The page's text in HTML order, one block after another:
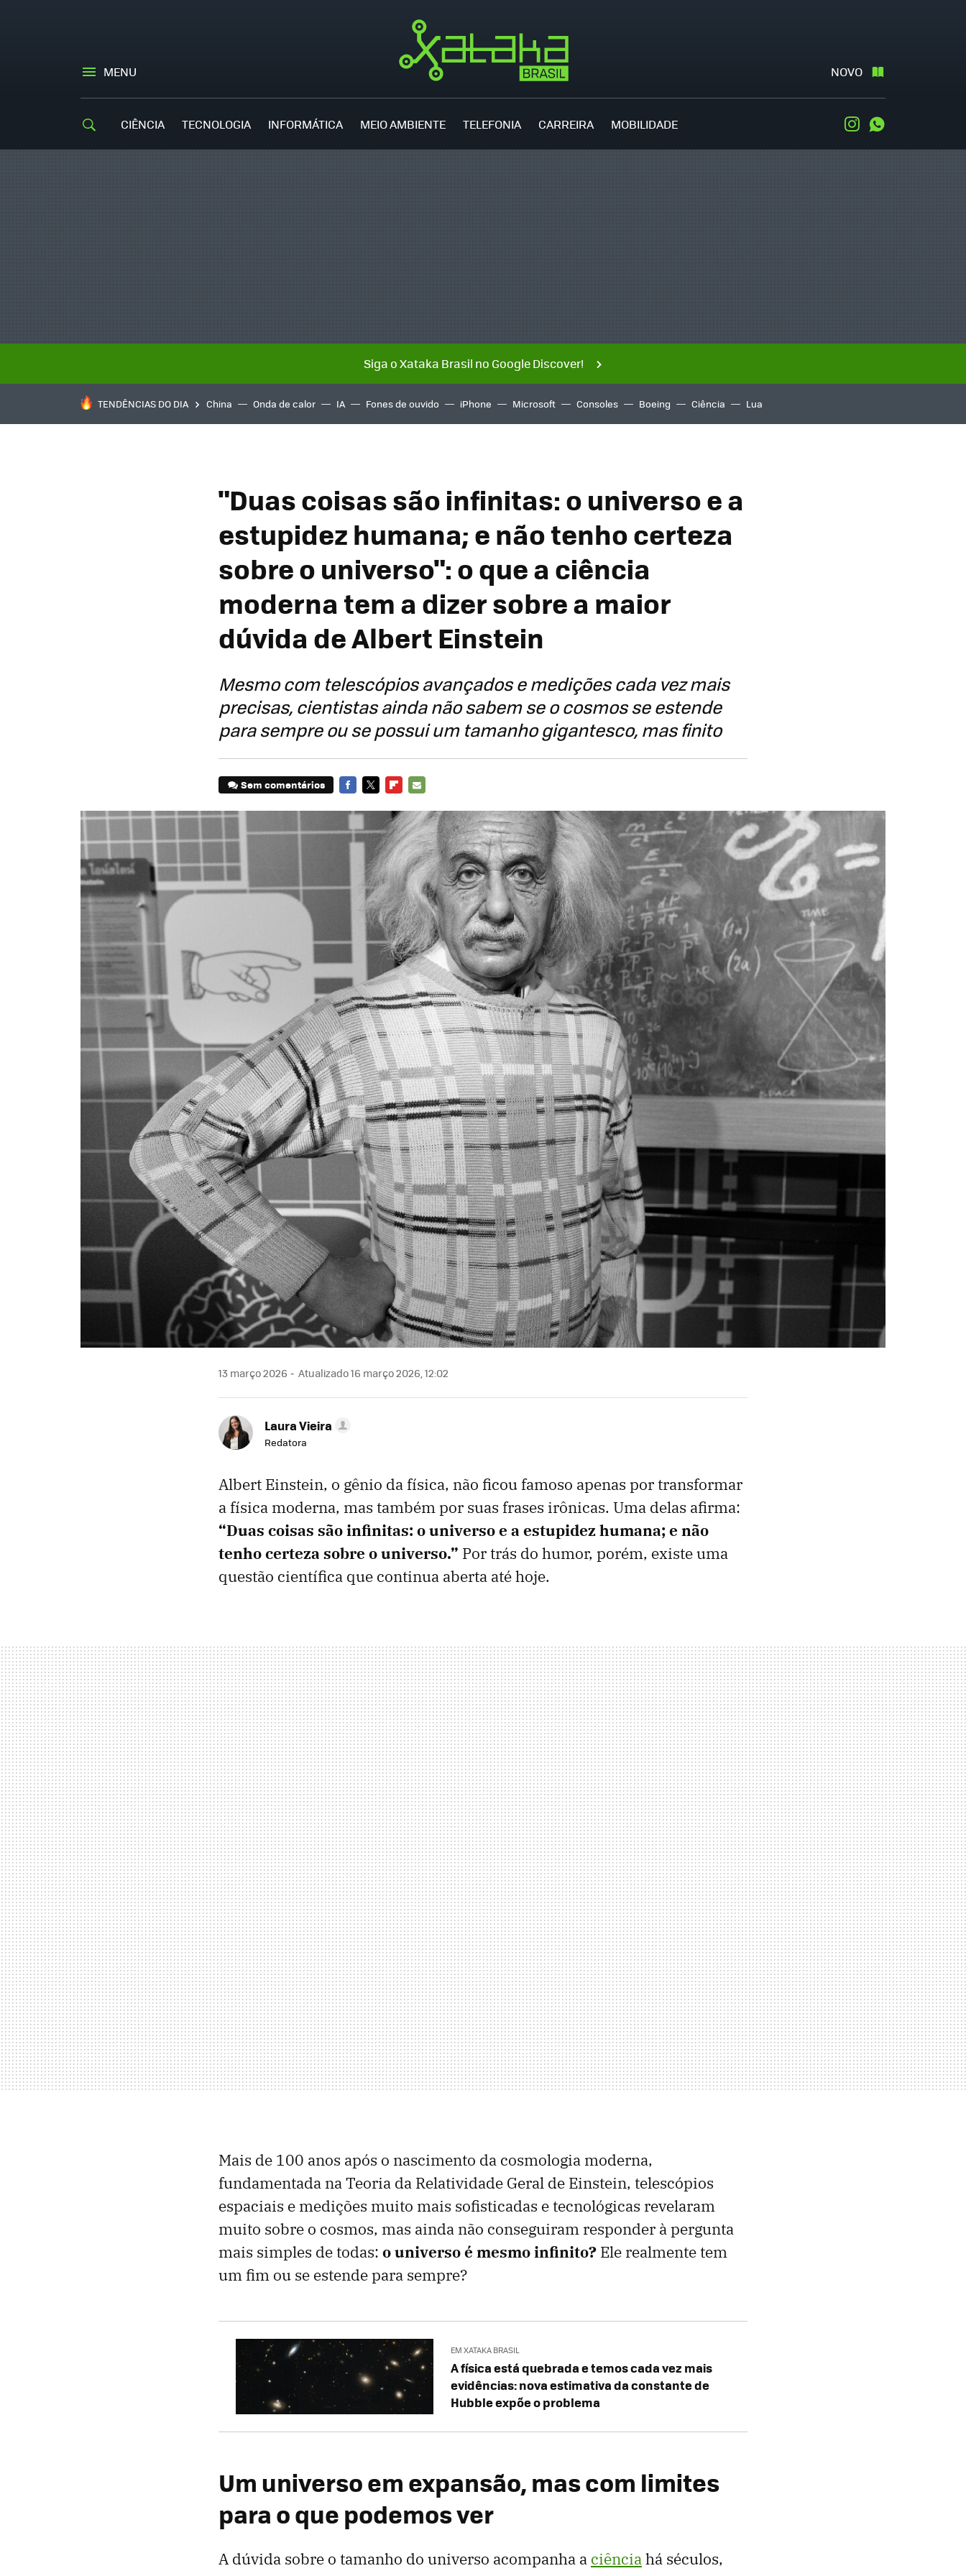
MENU NOVO
CIÊNCIA TECNOLOGIA INFORMÁTICA MEIO AMBIENTE TELEFONIA CARREIRA MOBILIDADE Instagram
Siga o Xataka Brasil no Google Discover!
TENDÊNCIAS DO DIA China Onda de calor IA Fones de ouvido iPhone Microsoft Consoles Boeing Ciência Lua
"Duas coisas são infinitas: o universo e a
estupidez humana; e não tenho certeza
sobre o universo": o que a ciência
moderna tem a dizer sobre a maior
dúvida de Albert Einstein
Mesmo com telescópios avançados e medições cada vez mais
precisas, cientistas ainda não sabem se o cosmos se estende
para sempre ou se possui um tamanho gigantesco, mas finito
Sem comentários
MAIL
13 março 2026 Atualizado 16 março 2026, 12:02
Laura Vieira
Redatora
Albert Einstein, o gênio da física, não ficou famoso apenas por transformar
a física moderna, mas também por suas frases irônicas. Uma delas afirma:
“Duas coisas são infinitas: o universo e a estupidez humana; e não
tenho certeza sobre o universo.” Por trás do humor, porém, existe uma
questão científica que continua aberta até hoje.
Mais de 100 anos após o nascimento da cosmologia moderna,
fundamentada na Teoria da Relatividade Geral de Einstein, telescópios
espaciais e medições muito mais sofisticadas e tecnológicas revelaram
muito sobre o cosmos, mas ainda não conseguiram responder à pergunta
mais simples de todas: o universo é mesmo infinito? Ele realmente tem
um fim ou se estende para sempre?
EM XATAKA BRASIL
A física está quebrada e temos cada vez mais
evidências: nova estimativa da constante de
Hubble expõe o problema
Um universo em expansão, mas com limites
para o que podemos ver
A dúvida sobre o tamanho do universo acompanha a ciênciahá séculos,